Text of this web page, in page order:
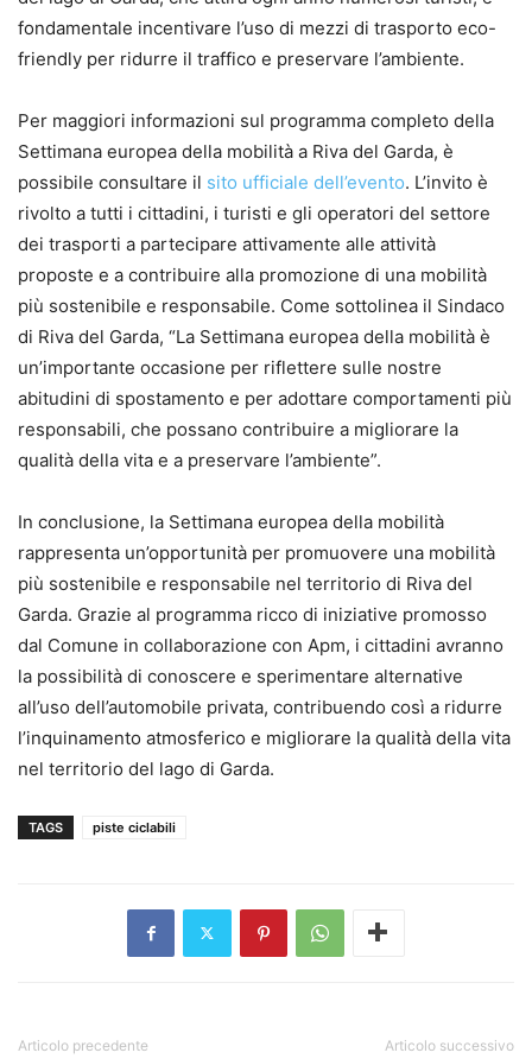
fondamentale incentivare l’uso di mezzi di trasporto eco-
friendly per ridurre il traffico e preservare l’ambiente.
Per maggiori informazioni sul programma completo della
Settimana europea della mobilità a Riva del Garda, è
possibile consultare il sito ufficiale dell’evento. L’invito è
rivolto a tutti i cittadini, i turisti e gli operatori del settore
dei trasporti a partecipare attivamente alle attività
proposte e a contribuire alla promozione di una mobilità
più sostenibile e responsabile. Come sottolinea il Sindaco
di Riva del Garda, “La Settimana europea della mobilità è
un’importante occasione per riflettere sulle nostre
abitudini di spostamento e per adottare comportamenti più
responsabili, che possano contribuire a migliorare la
qualità della vita e a preservare l’ambiente”.
In conclusione, la Settimana europea della mobilità
rappresenta un’opportunità per promuovere una mobilità
più sostenibile e responsabile nel territorio di Riva del
Garda. Grazie al programma ricco di iniziative promosso
dal Comune in collaborazione con Apm, i cittadini avranno
la possibilità di conoscere e sperimentare alternative
all’uso dell’automobile privata, contribuendo così a ridurre
l’inquinamento atmosferico e migliorare la qualità della vita
nel territorio del lago di Garda.
TAGS piste ciclabili
Articolo precedente Articolo successivo